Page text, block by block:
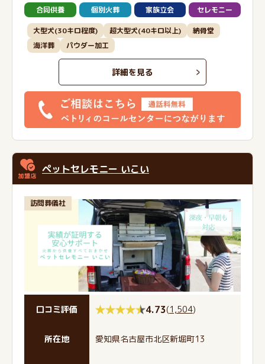
合同供養 個別火葬 家族立会 セレモニー
大型犬(30キロ程度) 超大型犬(40キロ以上)
納骨堂
海洋葬
パウダー加工
詳細を見る
ペットセレモニー いこい
訪問葬儀社
口コミ評価 4.73(1,504)
所在地 愛知県名古屋市北区新堀町13